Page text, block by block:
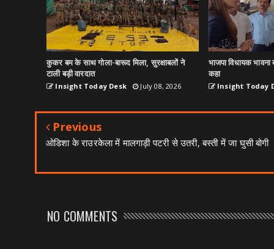
कुकर बम के साथ गोला-बारूद मिला, सुरक्षाबलों ने
टाली बड़ी वारदात
Insight Today Desk July 08, 2026
भाजपा विधायक
कहा
Insight Today
Previous
ओडिशा के राउरकेला में मालगाड़ी पटरी से उतरी, बस्ती में जा घुसी बोगी
NO COMMENTS